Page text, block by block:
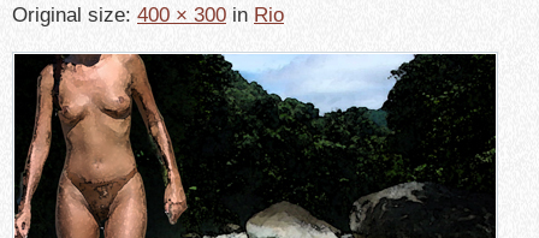
Original size: 400 × 300 in Rio